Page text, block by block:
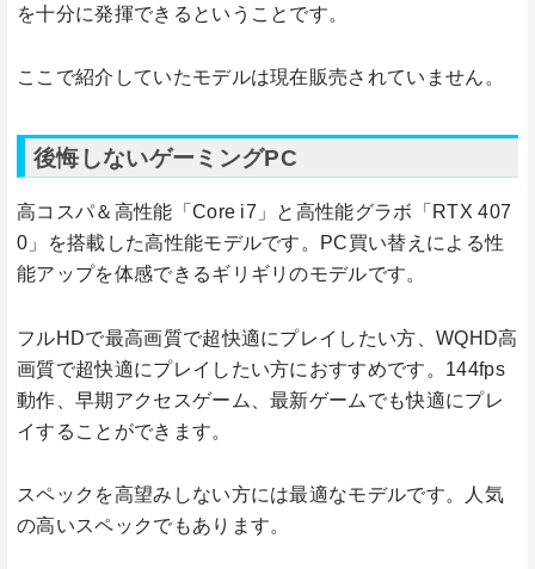
を十分に発揮できるということです。
ここで紹介していたモデルは現在販売されていません。
後悔しないゲーミングPC
高コスパ＆高性能「Core i7」と高性能グラボ「RTX 407
0」を搭載した高性能モデルです。PC買い替えによる性
能アップを体感できるギリギリのモデルです。
フルHDで最高画質で超快適にプレイしたい方、WQHD高
画質で超快適にプレイしたい方におすすめです。144fps
動作、早期アクセスゲーム、最新ゲームでも快適にプレ
イすることができます。
スペックを高望みしない方には最適なモデルです。人気
の高いスペックでもあります。